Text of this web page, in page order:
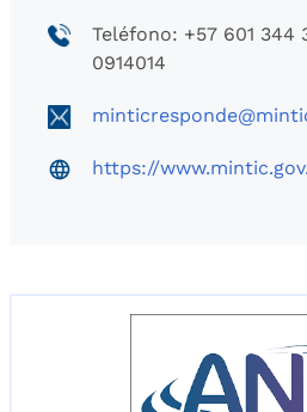
Teléfono: +57 601
0914014
https://